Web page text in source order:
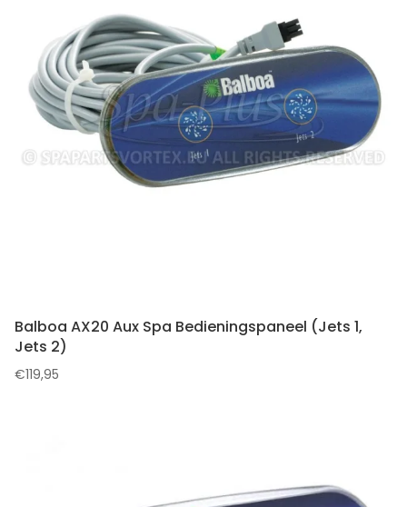
Balboa AX20 Aux Spa Bedieningspaneel (Jets 1,
Jets 2)
€119,95